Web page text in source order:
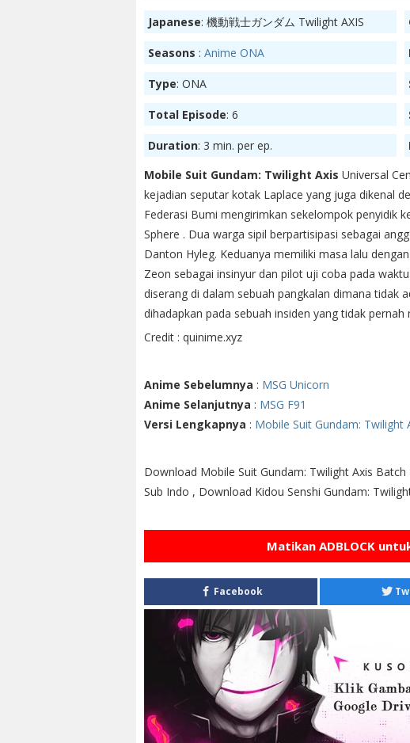
Japanese: 機動戦士ガンダム Twilight AXIS
Seasons : Anime ONA
Type: ONA
Total Episode: 6
Duration: 3 min. per ep.
Mobile Suit Gundam: Twilight Axis Universal
kejadian seputar kotak Laplace yang juga dikenal
Federasi Bumi mengirimkan sekelompok penyidik
Sphere . Dua warga sipil berpartisipasi sebagai
Danton Hyleg. Keduanya memiliki masa lalu
Zeon sebagai insinyur dan pilot uji coba pada
diserang di dalam sebuah pangkalan dimana tidak
dihadapkan pada sebuah insiden yang tidak pernah
Credit : quinime.xyz
Anime Sebelumnya : MSG Unicorn
Anime Selanjutnya : MSG F91
Versi Lengkapnya : Mobile Suit Gundam: Twilight
Download Mobile Suit Gundam: Twilight Axis
Sub Indo , Download Kidou Senshi Gundam:
Matikan ADBLOCK
Facebook